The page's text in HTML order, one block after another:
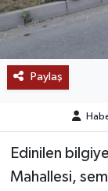
Paylaş
Edinilen
Mahallesi,
EĞİTİM
BÖLGE
DÜNYA